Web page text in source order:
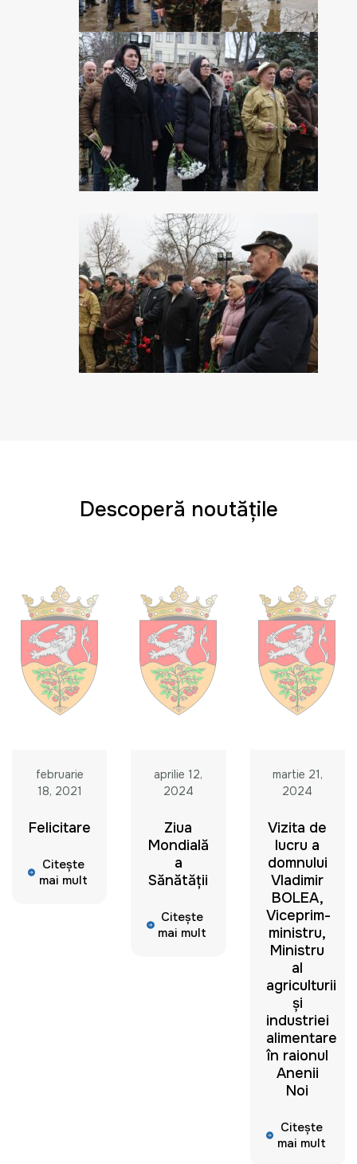
Descoperă noutățile
februarie
18, 2021
Felicitare
Citește
mai mult
aprilie 12,
2024
Ziua
Mondială
a
Sănătății
Citește
mai mult
martie 21,
2024
Vizita de
lucru a
domnului
Vladimir
BOLEA,
Viceprim-
ministru,
Ministru
al
agriculturii
și
industriei
alimentare
în raionul
Anenii
Noi
Citește
mai mult